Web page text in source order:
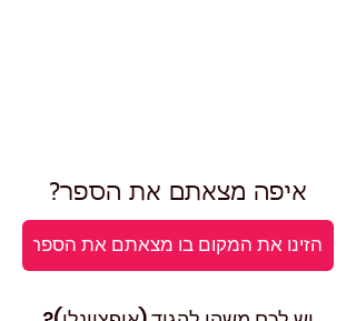
איפה מצאתם את הספר?